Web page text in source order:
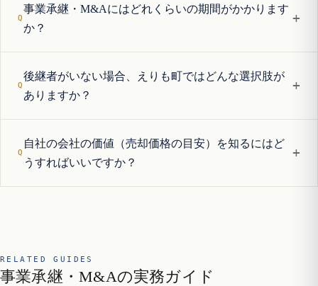
事業承継・M&Aにはどれくらいの期間がかかります
か？
+
後継者がいない場合、えりも町ではどんな選択肢が
ありますか？
+
自社の会社の価値（売却価格の目安）を知るにはど
うすればいいですか？
+
RELATED GUIDES
事業承継・M&Aの実務ガイド